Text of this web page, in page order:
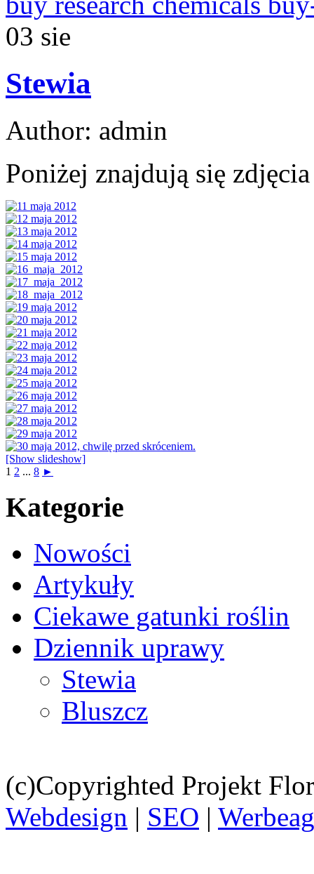
03 sie
Stewia
Author: admin
Poniżej znajdują się
[Show slideshow]
1 2 ... 8 ►
Kategorie
Nowości
Artykuły
Ciekawe gatunki roślin
Dziennik uprawy
Stewia
Bluszcz
(c)Copyrighted Projekt
Webdesign | SEO |